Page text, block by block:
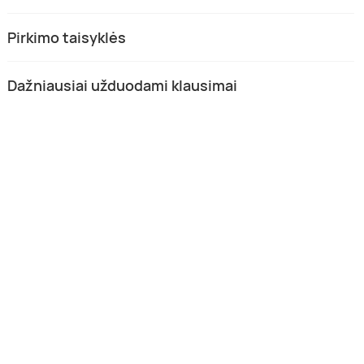
Pirkimo taisyklės
Dažniausiai užduodami klausimai